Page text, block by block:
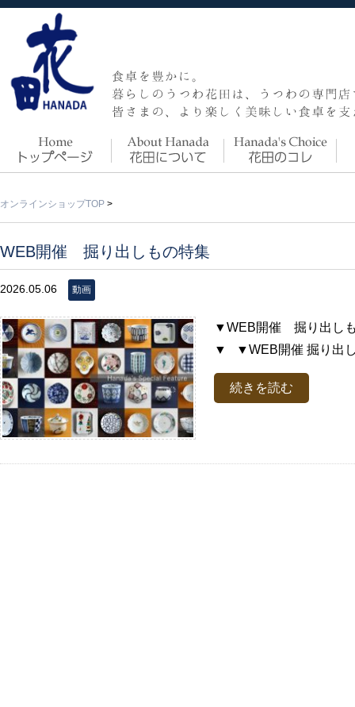
オンラインショップTOP >
WEB開催 掘り出しもの特集
2026.05.06 動画
▼WEB開催 掘り出しも
▼ ▼WEB開催 掘り出
続きを読む